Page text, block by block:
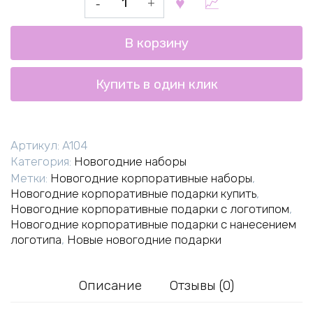
товара
Рождество
В корзину
Купить в один клик
Артикул: A104
Категория: Новогодние наборы
Метки: Новогодние корпоративные наборы,
Новогодние корпоративные подарки купить,
Новогодние корпоративные подарки с логотипом,
Новогодние корпоративные подарки с нанесением
логотипа, Новые новогодние подарки
Описание Отзывы (0)